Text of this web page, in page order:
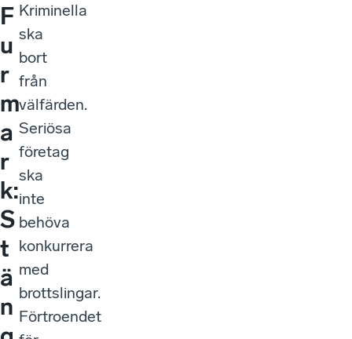
F
u
r
m
a
r
k:
S
t
ä
n
Kriminella
ska
bort
från
välfärden.
Seriösa
företag
ska
inte
behöva
konkurrera
med
brottslingar.
Förtroendet